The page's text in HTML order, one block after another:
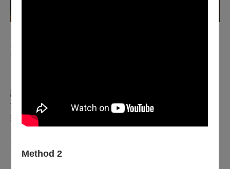
Method 2
奧利維耶．拉特利策畫，透過獨奏、協奏到四手聯彈展現
管風琴的多樣靈魂。
10月14日在屏東演藝廳的《巴赫幻境》，就如同拉特利強
調不同場所、不同管風琴演奏的巴赫都不一樣，曾在屏東
演藝廳演出過的他，特別選擇適合這中型音樂廳的巴赫音
樂，包括聖詠曲《耶穌，世人仰望的喜悅》、《西西里舞
曲》、《馬太受難曲》等，當然少不了震撼人心的《觸技
曲與賦格》。
10月17日於衛武營音樂廳，則是拉特利與簡文彬和高雄市